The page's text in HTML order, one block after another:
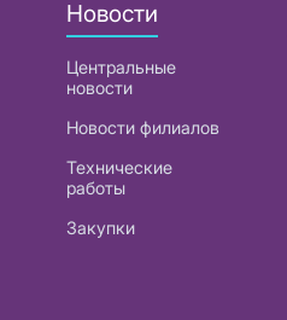
Новости
Центральные
новости
Новости филиалов
Технические
работы
Закупки